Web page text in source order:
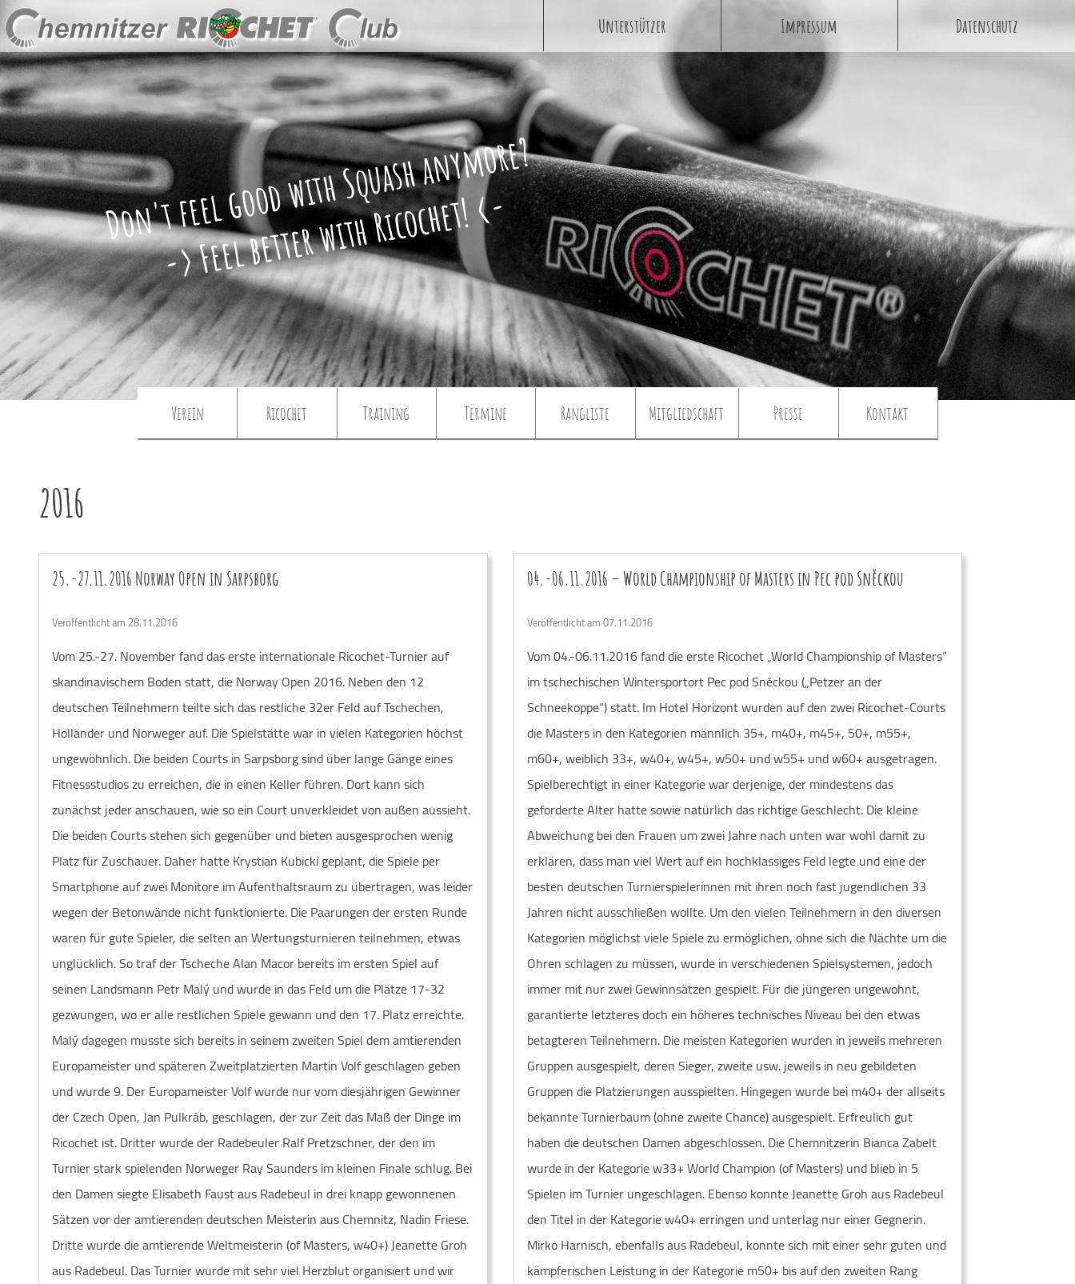
Unterstützer Impressum Datenschutz
Don't feel good with Squash anymore?
-> Feel better with Ricochet! <-
Verein Ricochet Training Termine Rangliste Mitgliedschaft Presse Kontakt
2016
25.-27.11.2016 Norway Open in Sarpsborg
Veröffentlicht am 28.11.2016
Vom 25.-27. November fand das erste internationale Ricochet-Turnier auf
skandinavischem Boden statt, die Norway Open 2016. Neben den 12
deutschen Teilnehmern teilte sich das restliche 32er Feld auf Tschechen,
Holländer und Norweger auf. Die Spielstätte war in vielen Kategorien höchst
ungewöhnlich. Die beiden Courts in Sarpsborg sind über lange Gänge eines
Fitnessstudios zu erreichen, die in einen Keller führen. Dort kann sich
zunächst jeder anschauen, wie so ein Court unverkleidet von außen aussieht.
Die beiden Courts stehen sich gegenüber und bieten ausgesprochen wenig
Platz für Zuschauer. Daher hatte Krystian Kubicki geplant, die Spiele per
Smartphone auf zwei Monitore im Aufenthaltsraum zu übertragen, was leider
wegen der Betonwände nicht funktionierte. Die Paarungen der ersten Runde
waren für gute Spieler, die selten an Wertungsturnieren teilnehmen, etwas
unglücklich. So traf der Tscheche Alan Macor bereits im ersten Spiel auf
seinen Landsmann Petr Malý und wurde in das Feld um die Plätze 17-32
gezwungen, wo er alle restlichen Spiele gewann und den 17. Platz erreichte.
Malý dagegen musste sich bereits in seinem zweiten Spiel dem amtierenden
Europameister und späteren Zweitplatzierten Martin Volf geschlagen geben
und wurde 9. Der Europameister Volf wurde nur vom diesjährigen Gewinner
der Czech Open, Jan Pulkráb, geschlagen, der zur Zeit das Maß der Dinge im
Ricochet ist. Dritter wurde der Radebeuler Ralf Pretzschner, der den im
Turnier stark spielenden Norweger Ray Saunders im kleinen Finale schlug. Bei
den Damen siegte Elisabeth Faust aus Radebeul in drei knapp gewonnenen
Sätzen vor der amtierenden deutschen Meisterin aus Chemnitz, Nadin Friese.
Dritte wurde die amtierende Weltmeisterin (of Masters, w40+) Jeanette Groh
aus Radebeul. Das Turnier wurde mit sehr viel Herzblut organisiert und wir
04.-06.11.2016 – World Championship of Masters in Pec pod Sněckou
Veröffentlicht am 07.11.2016
Vom 04.-06.11.2016 fand die erste Ricochet „World Championship of Masters“
im tschechischen Wintersportort Pec pod Sněckou („Petzer an der
Schneekoppe“) statt. Im Hotel Horizont wurden auf den zwei Ricochet-Courts
die Masters in den Kategorien männlich 35+, m40+, m45+, 50+, m55+,
m60+, weiblich 33+, w40+, w45+, w50+ und w55+ und w60+ ausgetragen.
Spielberechtigt in einer Kategorie war derjenige, der mindestens das
geforderte Alter hatte sowie natürlich das richtige Geschlecht. Die kleine
Abweichung bei den Frauen um zwei Jahre nach unten war wohl damit zu
erklären, dass man viel Wert auf ein hochklassiges Feld legte und eine der
besten deutschen Turnierspielerinnen mit ihren noch fast jugendlichen 33
Jahren nicht ausschließen wollte. Um den vielen Teilnehmern in den diversen
Kategorien möglichst viele Spiele zu ermöglichen, ohne sich die Nächte um die
Ohren schlagen zu müssen, wurde in verschiedenen Spielsystemen, jedoch
immer mit nur zwei Gewinnsätzen gespielt. Für die jüngeren ungewohnt,
garantierte letzteres doch ein höheres technisches Niveau bei den etwas
betagteren Teilnehmern. Die meisten Kategorien wurden in jeweils mehreren
Gruppen ausgespielt, deren Sieger, zweite usw. jeweils in neu gebildeten
Gruppen die Platzierungen ausspielten. Hingegen wurde bei m40+ der allseits
bekannte Turnierbaum (ohne zweite Chance) ausgespielt. Erfreulich gut
haben die deutschen Damen abgeschlossen. Die Chemnitzerin Bianca Zabelt
wurde in der Kategorie w33+ World Champion (of Masters) und blieb in 5
Spielen im Turnier ungeschlagen. Ebenso konnte Jeanette Groh aus Radebeul
den Titel in der Kategorie w40+ erringen und unterlag nur einer Gegnerin.
Mirko Harnisch, ebenfalls aus Radebeul, konnte sich mit einer sehr guten und
kämpferischen Leistung in der Kategorie m50+ bis auf den zweiten Rang